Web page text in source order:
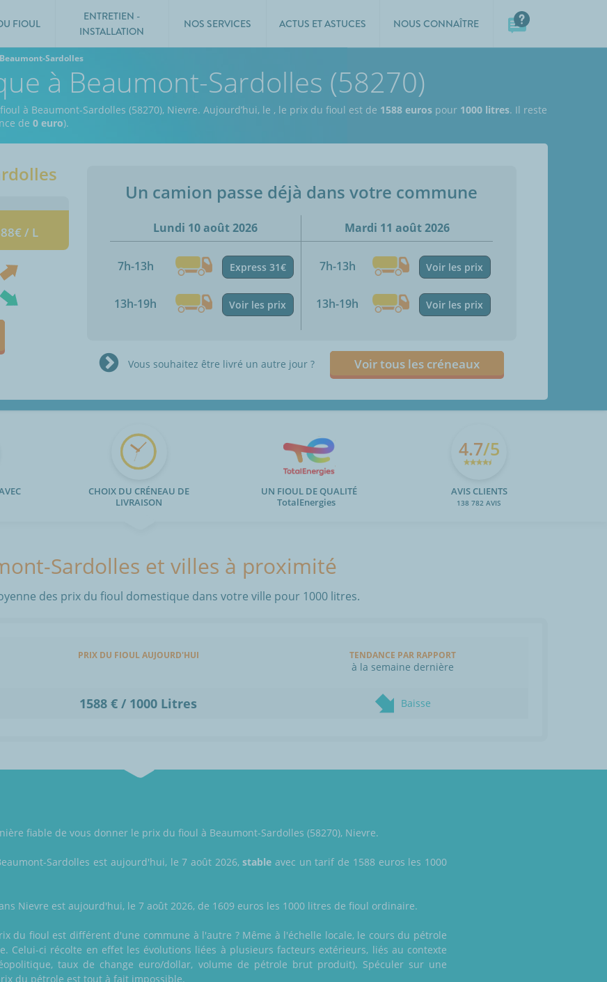
FIOUL
ENTRETIEN -
INSTALLATION
NOS SERVICES ACTUS ET ASTUCES NOUS CONNAÎTRE
Beaumont-Sardolles
à Beaumont-Sardolles (58270)
à Beaumont-Sardolles (58270), Nievre. Aujourd’hui, le , le prix du fioul est de 1588 euros pour 1000 litres. Il reste
de 0 euro).
/ L
Un camion passe déjà dans votre commune
Lundi 10 août 2026
7h-13h Express 31€
13h-19h Voir les prix
Mardi 11 août 2026
7h-13h Voir les prix
13h-19h Voir les prix
Vous souhaitez être livré un autre jour ? Voir tous les créneaux
CHOIX DU CRÉNEAU DE
LIVRAISON
UN FIOUL DE QUALITÉ
TotalEnergies
4.7/5
AVIS CLIENTS
138 782 AVIS
Sardolles et villes à proximité
des prix du fioul domestique dans votre ville pour 1000 litres.
PRIX DU FIOUL AUJOURD'HUI TENDANCE PAR RAPPORT
à la semaine dernière
1588 € / 1000 Litres Baisse
fiable de vous donner le prix du fioul à Beaumont-Sardolles (58270), Nievre.
Sardolles est aujourd'hui, le 7 août 2026,stable avec un tarif de 1588 euros les 1000
Nievre est aujourd'hui, le 7 août 2026, de 1609 euros les 1000 litres de fioul ordinaire.
du fioul est différent d'une commune à l'autre ? Même à l'échelle locale, le cours du pétrole
Celui-ci récolte en effet les évolutions liées à plusieurs facteurs extérieurs, liés au contexte
taux de change euro/dollar, volume de pétrole brut produit). Spéculer sur une
du pétrole est tout à fait impossible.